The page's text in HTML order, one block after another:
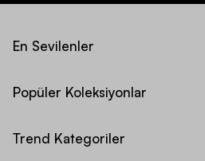
En Sevilenler
Popüler Koleksiyonlar
Trend Kategoriler